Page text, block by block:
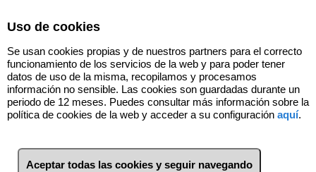
Volver
Uso de cookies
Se usan cookies propias y de nuestros partners para el correcto
funcionamiento de los servicios de la web y para poder tener
datos de uso de la misma, recopilamos y procesamos
información no sensible. Las cookies son guardadas durante un
periodo de 12 meses. Puedes consultar más información sobre la
política de cookies de la web y acceder a su configuración aquí.
Aceptar todas las cookies y seguir navegando